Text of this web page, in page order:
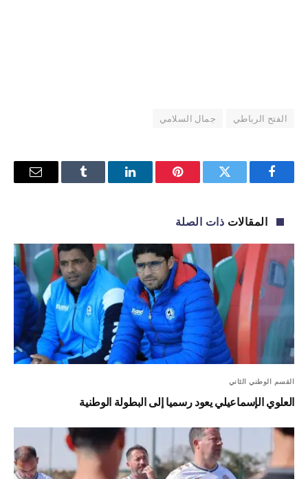
الفتح الرباطي جمال السلامي
فيسبوك تويتر بينتيريستلينكدإن Tumblr
البريد
المقالات ذات الصلة
القسم الوطني الثاني
العلوي الإسماعيلي يعود رسميا إلى البطولة الوطنية